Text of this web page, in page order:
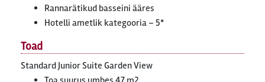
Rannarätikud basseini ääres
Hotelli ametlik kategooria – 5*
Toad
Standard Junior Suite Garden View